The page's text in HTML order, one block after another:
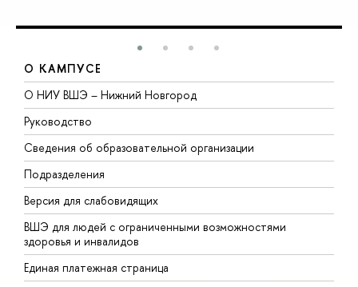
О КАМПУСЕ
О НИУ ВШЭ – Нижний Новгород
Руководство
Сведения об образовательной организации
Подразделения
Версия для слабовидящих
ВШЭ для людей с ограниченными возможностями
здоровья и инвалидов
Единая платежная страница